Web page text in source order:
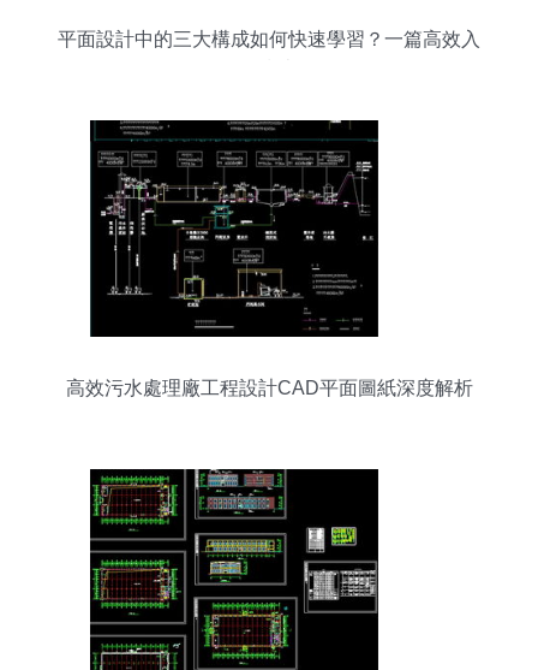
平面設計中的三大構成如何快速學習？一篇高效入
高效污水處理廠工程設計CAD平面圖紙深度解析